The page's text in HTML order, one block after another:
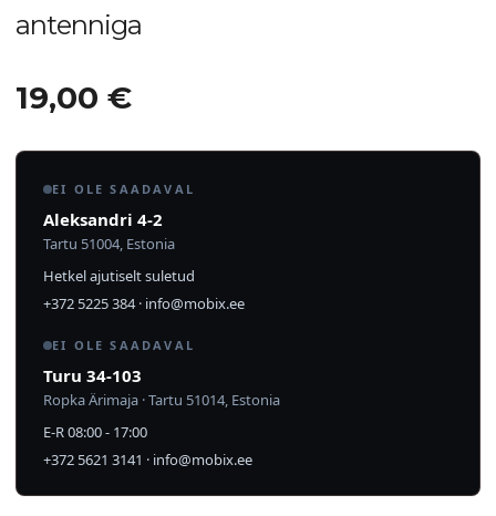
antenniga
19,00 €
EI OLE SAADAVAL
Aleksandri 4-2
Tartu 51004, Estonia
Hetkel ajutiselt suletud
+372 5225 384· info@mobix.ee
EI OLE SAADAVAL
Turu 34-103
Ropka Ärimaja · Tartu 51014, Estonia
E-R 08:00 - 17:00
+372 5621 3141 · info@mobix.ee